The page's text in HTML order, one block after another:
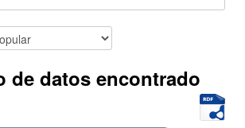
de datos encontrado